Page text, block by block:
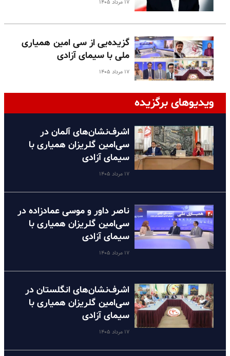
۱۷ مرداد ۱۴۰۵
گزیده‌یی از سی امین همیاری
ملی با سیمای آزادی
۱۷ مرداد ۱۴۰۵
ویدیوهای برگزیده
اشرف‌نشان‌های آلمان در
سی‌امین گلریزان همیاری با
سیمای آزادی
۱۷ مرداد ۱۴۰۵
ناصر داور و موسی عمادزاده در
سی‌امین گلریزان همیاری با
سیمای آزادی
۱۷ مرداد ۱۴۰۵
اشرف‌نشان‌های انگلستان در
سی‌امین گلریزان همیاری با
سیمای آزادی
۱۷ مرداد ۱۴۰۵